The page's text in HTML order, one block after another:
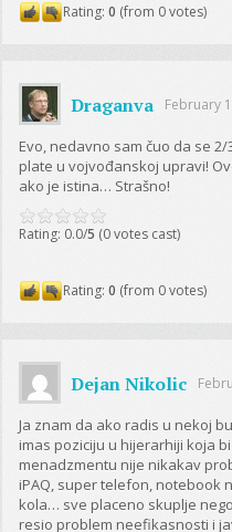
Rating:0 (from 0 votes)
Draganva February
Evo, nedavno sam čuo da se
plate u vojvođanskoj upravi!
ako je istina… Strašno!
Rating: 0.0/5 (0 votes cast)
Rating:0 (from 0 votes)
Dejan Nikolic
Ja znam da ako radis u nekoj
imas poziciju u hijerarhiji koja
menadzmentu nije nikakav
iPAQ, super telefon, notebook
kola… sve placeno skuplje
resio problem neefikasnosti i